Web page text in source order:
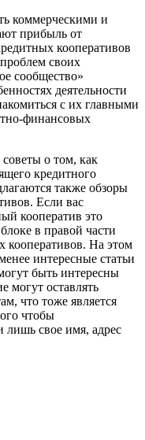
коммерческими и
прибыль от
кооперативов
своих
сообщество»
деятельности
с их главными
финансовых
о том, как
кредитного
также обзоры
Если вас
кооператив это
в правой части
кооперативов. На этом
интересные статьи
быть интересны
могут оставлять
что тоже является
чтобы
лишь свое имя, адрес